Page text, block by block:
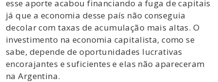
esse aporte acabou financiando a fuga de capitais
já que a economia desse país não conseguia
decolar com taxas de acumulação mais altas. O
investimento na economia capitalista, como se
sabe, depende de oportunidades lucrativas
encorajantes e suficientes e elas não apareceram
na Argentina.